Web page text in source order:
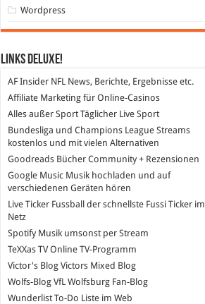
Wordpress
Links DeLuXe!
AF InsiderNFL News, Berichte, Ergebnisse etc.
Affiliate Marketingfür Online-Casinos
Alles außer SportTäglicher Live Sport
Bundesliga und Champions League Streams
kostenlos und mit vielen Alternativen
GoodreadsBücher Community + Rezensionen
Google MusicMusik hochladen und auf
verschiedenen Geräten hören
Live Ticker Fussball
der schnellste Fussi Ticker im
Netz
SpotifyMusik umsonst per Stream
TeXXas TVOnline TV-Programm
Victor's BlogVictors Mixed Blog
Wolfs-BlogVfL Wolfsburg Fan-Blog
WunderlistTo-Do Liste im Web